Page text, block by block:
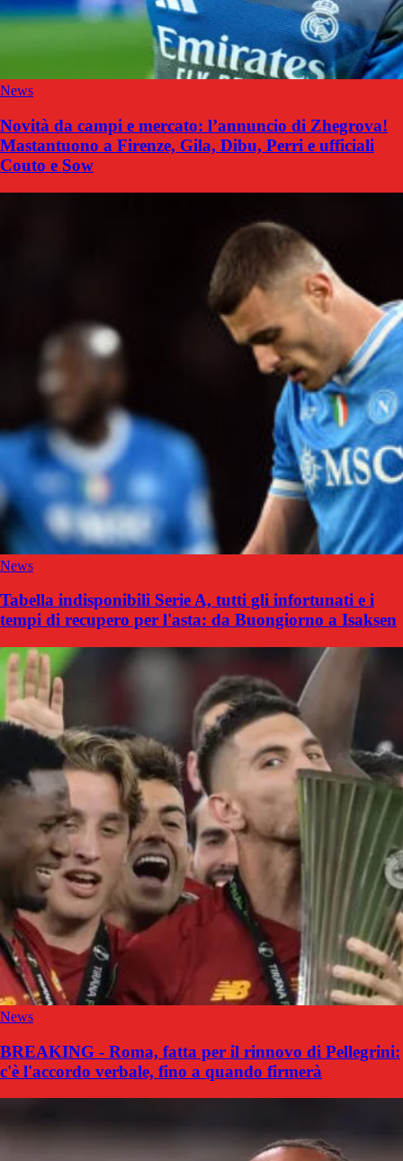
News
Novità da campi e mercato: l’annuncio di Zhegrova!
Mastantuono a Firenze, Gila, Dibu, Perri e ufficiali
Couto e Sow
News
Tabella indisponibili Serie A, tutti gli infortunati e i
tempi di recupero per l'asta: da Buongiorno a Isaksen
News
BREAKING - Roma, fatta per il rinnovo di Pellegrini:
c'è l'accordo verbale, fino a quando firmerà